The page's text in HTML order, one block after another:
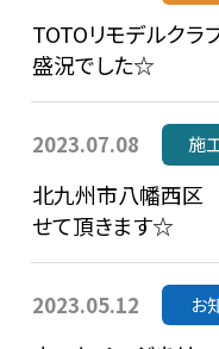
TOTOリモデルク
盛況でした☆
2023.07.08 施
北九州市八幡西区
せて頂きます☆
2023.05.12 お